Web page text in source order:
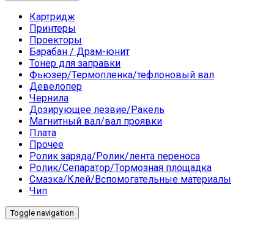
Картридж
Принтеры
Проекторы
Барабан / Драм-юнит
Тонер для заправки
Фьюзер/Термопленка/тефлоновый вал
Девелопер
Чернила
Дозирующее лезвие/Ракель
Магнитный вал/вал проявки
Плата
Прочее
Ролик заряда/Ролик/лента переноса
Ролик/Сепаратор/Тормозная площадка
Смазка/Клей/Вспомогательные материалы
Чип
Toggle navigation